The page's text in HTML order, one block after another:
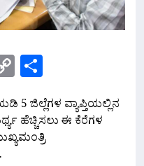
Copy
Link
ಜಿಲ್ಲೆಗಳ ವ್ಯಾಪ್ತಿಯಲ್ಲಿನ
ಹೆಚ್ಚಿಸಲು ಈ ಕೆರೆಗಳ